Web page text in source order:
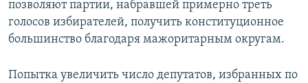
позволяют партии, набравшей примерно треть
голосов избирателей, получить конституционное
большинство благодаря мажоритарным округам.
Попытка увеличить число депутатов, избранных по